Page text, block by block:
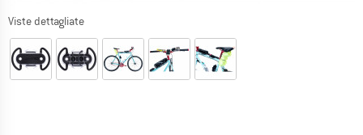
Viste dettagliate